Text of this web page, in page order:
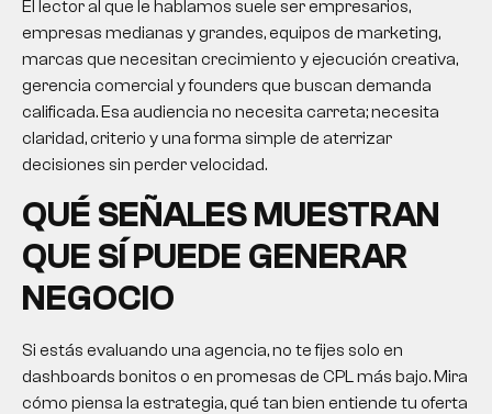
El lector al que le hablamos suele ser empresarios,
empresas medianas y grandes, equipos de marketing,
marcas que necesitan crecimiento y ejecución creativa,
gerencia comercial y founders que buscan demanda
calificada. Esa audiencia no necesita carreta; necesita
claridad, criterio y una forma simple de aterrizar
decisiones sin perder velocidad.
QUÉ SEÑALES MUESTRAN
QUE SÍ PUEDE GENERAR
NEGOCIO
Si estás evaluando una agencia, no te fijes solo en
dashboards bonitos o en promesas de CPL más bajo. Mira
cómo piensa la estrategia, qué tan bien entiende tu oferta